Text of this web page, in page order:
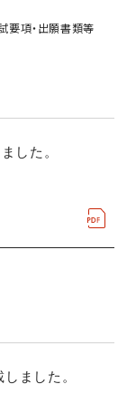
要項・出願書類等
した。
ました。